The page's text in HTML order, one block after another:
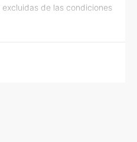
de las condiciones